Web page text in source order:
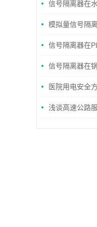
信号隔离器在
模拟量信号隔
信号隔离器在
信号隔离器在
医院用电安全
浅谈高速公路